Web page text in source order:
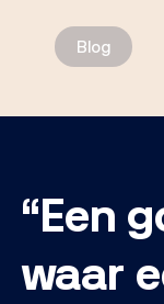
Blog
“Een
waar